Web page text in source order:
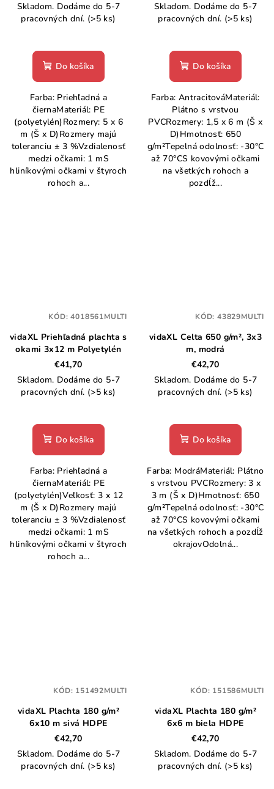
Skladom. Dodáme do 5-7
pracovných dní. (>5 ks)
Do košíka
Farba: Priehľadná a
čiernaMateriál: PE
(polyetylén)Rozmery: 5 x 6
m (Š x D)Rozmery majú
toleranciu ± 3 %Vzdialenosť
medzi očkami: 1 mS
hliníkovými očkami v štyroch
rohoch a...
Skladom. Dodáme do 5-7
pracovných dní. (>5 ks)
Do košíka
Farba: AntracitováMateriál:
Plátno s vrstvou
PVCRozmery: 1,5 x 6 m (Š x
D)Hmotnosť: 650
g/m²Tepelná odolnosť: -30°C
až 70°CS kovovými očkami
na všetkých rohoch a
pozdĺž...
vidaXL Priehľadná plachta s
okami 3x12 m Polyetylén
€41,70
Skladom. Dodáme do 5-7
pracovných dní. (>5 ks)
Do košíka
Farba: Priehľadná a
čiernaMateriál: PE
(polyetylén)Veľkosť: 3 x 12
m (Š x D)Rozmery majú
toleranciu ± 3 %Vzdialenosť
medzi očkami: 1 mS
hliníkovými očkami v štyroch
rohoch a...
KÓD:4018561MULTI
vidaXL Celta 650 g/m², 3x3
m, modrá
€42,70
Skladom. Dodáme do 5-7
pracovných dní. (>5 ks)
Do košíka
Farba: ModráMateriál: Plátno
s vrstvou PVCRozmery: 3 x
3 m (Š x D)Hmotnosť: 650
g/m²Tepelná odolnosť: -30°C
až 70°CS kovovými očkami
na všetkých rohoch a pozdĺž
okrajovOdolná...
KÓD: 43829MULTI
vidaXL Plachta 180 g/m²
6x10 m sivá HDPE
€42,70
Skladom. Dodáme do 5-7
pracovných dní. (>5 ks)
KÓD: 151492MULTI
vidaXL Plachta 180 g/m²
6x6 m biela HDPE
€42,70
Skladom. Dodáme do 5-7
pracovných dní. (>5 ks)
KÓD: 151586MULTI